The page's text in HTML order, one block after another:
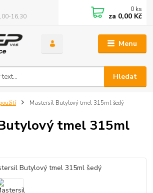
Menu
Hledat
16,30
0 ks
za 0,00 Kč
Mastersil Butylový tmel 315ml šedý
tmel 315ml